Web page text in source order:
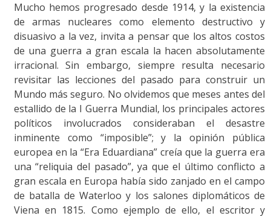
Mucho hemos progresado desde 1914, y la existencia
de armas nucleares como elemento destructivo y
disuasivo a la vez, invita a pensar que los altos costos
de una guerra a gran escala la hacen absolutamente
irracional. Sin embargo, siempre resulta necesario
revisitar las lecciones del pasado para construir un
Mundo más seguro. No olvidemos que meses antes del
estallido de la I Guerra Mundial, los principales actores
políticos involucrados consideraban el desastre
inminente como “imposible”; y la opinión pública
europea en la “Era Eduardiana” creía que la guerra era
una “reliquia del pasado”, ya que el último conflicto a
gran escala en Europa había sido zanjado en el campo
de batalla de Waterloo y los salones diplomáticos de
Viena en 1815. Como ejemplo de ello, el escritor y